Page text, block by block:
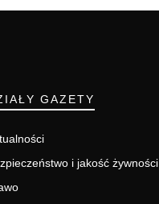
GAZETY
i jakość żywności